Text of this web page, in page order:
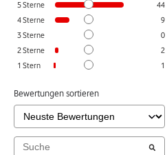
5Sterne
44
4Sterne
9
3Sterne
0
2Sterne
2
1 Stern 1
Bewertungen sortieren